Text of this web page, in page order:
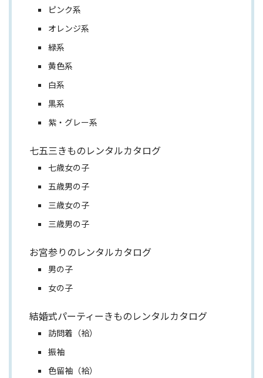
ピンク系
オレンジ系
緑系
黄色系
白系
黒系
紫・グレー系
七五三きものレンタルカタログ
七歳女の子
五歳男の子
三歳女の子
三歳男の子
お宮参りのレンタルカタログ
男の子
女の子
結婚式パーティーきものレンタルカタログ
訪問着（袷）
振袖
色留袖（袷）